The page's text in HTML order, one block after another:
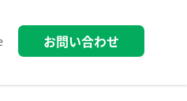
お問い合わせ